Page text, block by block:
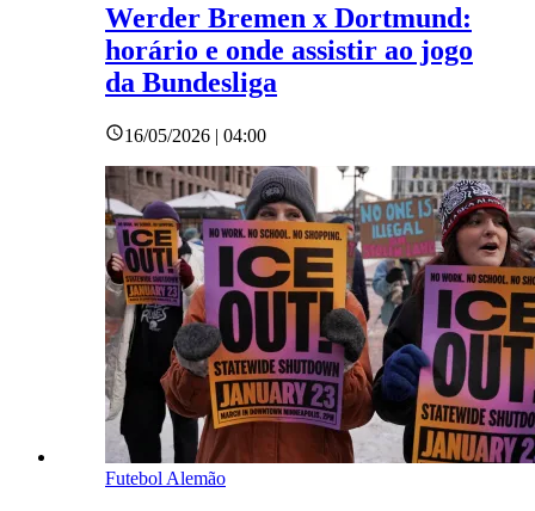
Werder Bremen x Dortmund:
horário e onde assistir ao jogo
da Bundesliga
16/05/2026 | 04:00
Futebol Alemão